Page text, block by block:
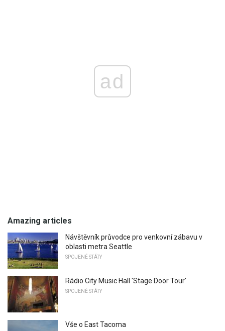
ad
Amazing articles
Návštěvník průvodce pro venkovní zábavu v
oblasti metra Seattle
SPOJENÉ STÁTY
Rádio City Music Hall 'Stage Door Tour'
SPOJENÉ STÁTY
Vše o East Tacoma